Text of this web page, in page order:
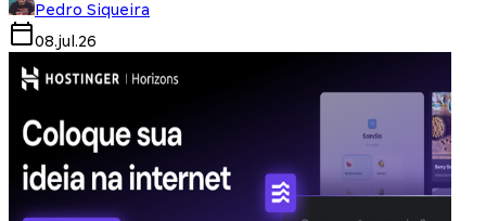
Pedro Siqueira
08.jul.26